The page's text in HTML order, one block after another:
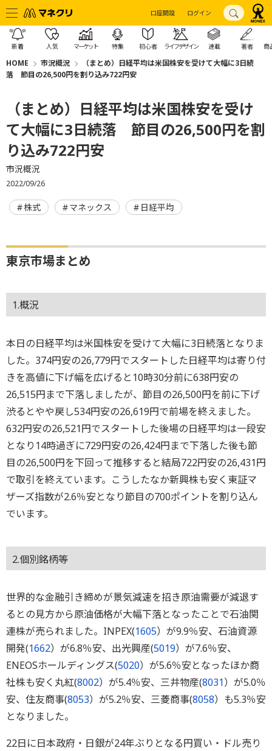
口座開設 ログイン
新着 人気 マーケット 特集 初心者 ライフデザイン 連載 著者 商
HOME 市況概況
（まとめ）日経平均は米国株安を受けて大幅に3日続
落 節目の26,500円を割り込み722円安
（まとめ）日経平均は米国株安を受け
て大幅に3日続落 節目の26,500円を割
り込み722円安
市況概況
2022/09/26
株式 マネックス 日経平均
東京市場まとめ
1.概況
本日の日経平均は米国株安を受けて大幅に3日続落となりま
した。374円安の26,779円でスタートした日経平均は寄り付
きを高値に下げ幅を広げると10時30分前に638円安の
26,515円まで下落しましたが、節目の26,500円を前に下げ
渋るとやや戻し534円安の26,619円で前場を終えました。
632円安の26,521円でスタートした後場の日経平均は一段安
となり14時過ぎに729円安の26,424円まで下落した後も節
目の26,500円を下回って推移すると結局722円安の26,431円
で取引を終えています。こうしたなか新興株も安く東証マ
ザーズ指数が2.6％安となり節目の700ポイントを割り込ん
でいます。
2.個別銘柄等
世界的な金融引き締めが景気減速を招き原油需要が減退す
るとの見方から原油価格が大幅下落となったことで石油関
連株が売られました。INPEX(1605）が9.9％安、石油資源
開発(1662）が6.8％安、出光興産(5019）が7.6％安、
ENEOSホールディングス(5020）が5.6％安となったほか商
社株も安く丸紅(8002）が5.4％安、三井物産(8031）が5.0％
安、住友商事(8053）が5.2％安、三菱商事(8058）も5.3％安
となりました。
22日に日本政府・日銀が24年ぶりとなる円買い・ドル売り